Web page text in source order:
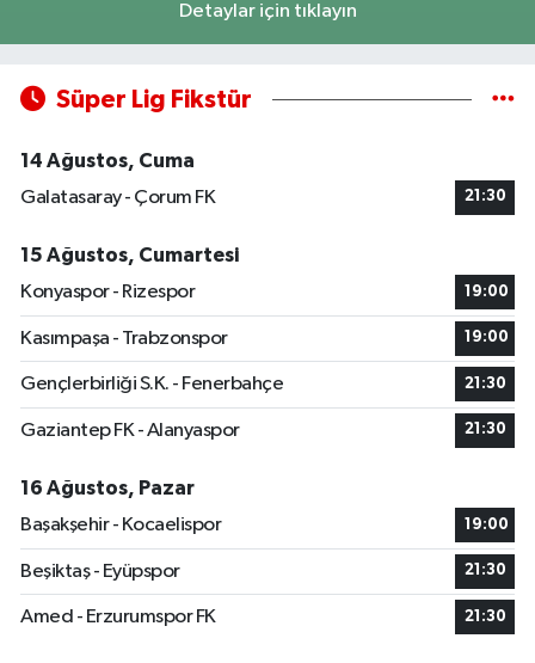
Detaylar için tıklayın
Süper Lig Fikstür
14 Ağustos, Cuma
Galatasaray - Çorum FK
21:30
15 Ağustos, Cumartesi
Konyaspor - Rizespor
19:00
Kasımpaşa - Trabzonspor 19:00
Gençlerbirliği S.K. - Fenerbahçe 21:30
Gaziantep FK - Alanyaspor 21:30
16 Ağustos, Pazar
Başakşehir - Kocaelispor
19:00
Beşiktaş - Eyüpspor 21:30
Amed - Erzurumspor FK 21:30